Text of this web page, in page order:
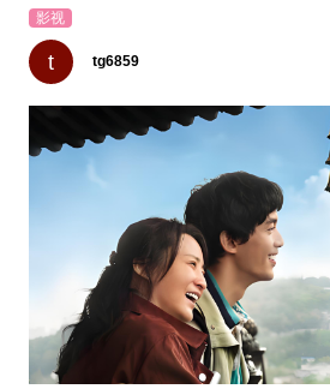
影视
t tg6859